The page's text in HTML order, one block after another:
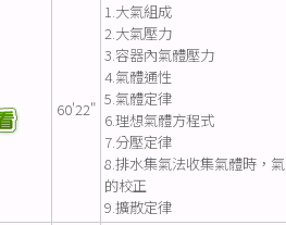
60'22"
1.大氣組成
2.大氣壓力
3.容器內氣體壓力
4.氣體通性
5.氣體定律
6.理想氣體方程式
7.分壓定律
8.排水集氣法收集氣體時，
的校正
9.擴散定律